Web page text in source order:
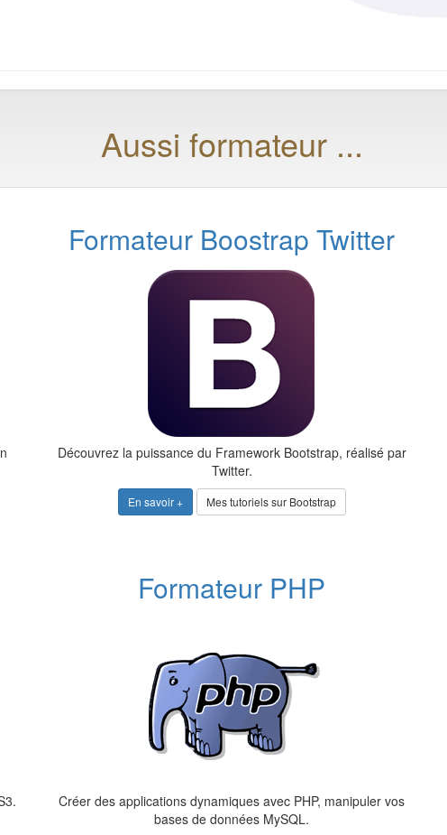
Aussi formateur ...
Formateur Boostrap Twitter
Découvrez la puissance du Framework Bootstrap, réalisé par
Twitter.
En savoir + Mes tutoriels sur Bootstrap
Formateur PHP
Créer des applications dynamiques avec PHP, manipuler vos
bases de données MySQL.